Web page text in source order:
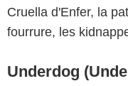
Cruella d'Enfer, la
fourrure, les
Underdog